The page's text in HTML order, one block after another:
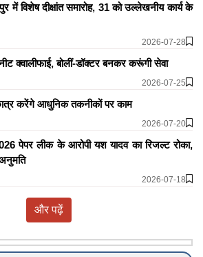
में विशेष दीक्षांत समारोह, 31 को उल्लेखनीय कार्य के
2026-07-28
क्वालीफाई, बोलीं-डॉक्टर बनकर करूंगी सेवा
2026-07-25
करेंगे आधुनिक तकनीकों पर काम
2026-07-20
पेपर लीक के आरोपी यश यादव का रिजल्ट रोका,
2026-07-18
और पढ़ें